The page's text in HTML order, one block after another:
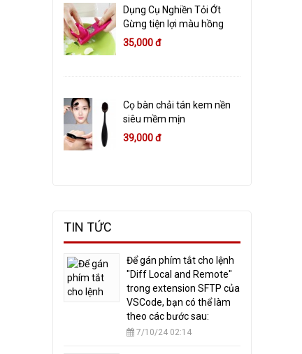
Dụng Cụ Nghiền Tỏi Ớt
Gừng tiện lợi màu hồng
35,000 đ
Cọ bàn chải tán kem nền
siêu mềm mịn
39,000 đ
TIN TỨC
​Để gán phím tắt cho lệnh
"Diff Local and Remote"
trong extension SFTP của
VSCode, bạn có thể làm
theo các bước sau:
7/10/24 02:14